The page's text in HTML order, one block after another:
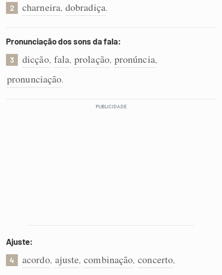
Conexões
Caça-palavras
Dicionário
2 charneira, dobradiça.
Pronunciação dos sons da fala:
3 dicção, fala, prolação, pronúncia,
pronunciação.
Ajuste:
4 acordo, ajuste, combinação, concerto,